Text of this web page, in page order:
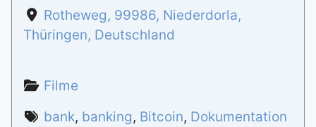
Rotheweg, 99986, Niederdorla,
Thüringen, Deutschland
Filme
bank, banking, Bitcoin, Dokumentation